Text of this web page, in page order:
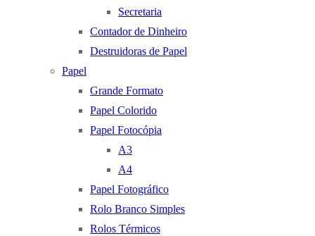
Secretaria
Contador de Dinheiro
Destruidoras de Papel
Papel
Grande Formato
Papel Colorido
Papel Fotocópia
A3
A4
Papel Fotográfico
Rolo Branco Simples
Rolos Térmicos